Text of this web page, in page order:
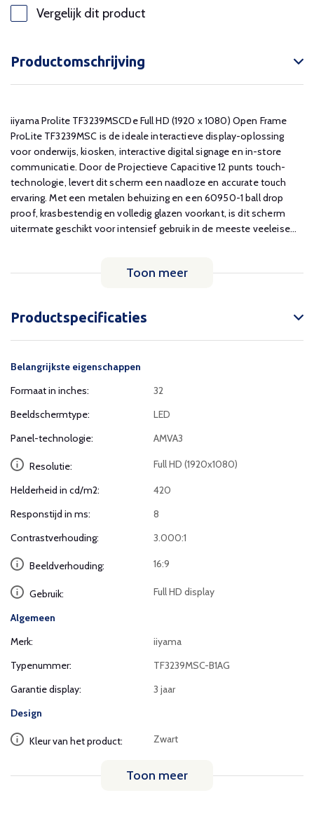
Vergelijk dit product
Productomschrijving
iiyama Prolite TF3239MSCDe Full HD (1920 x 1080) Open Frame
ProLite TF3239MSC is de ideale interactieve display-oplossing
voor onderwijs, kiosken, interactive digital signage en in-store
communicatie. Door de Projectieve Capacitive 12 punts touch-
technologie, levert dit scherm een naadloze en accurate touch
ervaring. Met een metalen behuizing en een 60950-1 ball drop
proof, krasbestendig en volledig glazen voorkant, is dit scherm
uitermate geschikt voor intensief gebruik in de meeste veeleise...
Toon meer
Productspecificaties
Belangrijkste eigenschappen
Formaat in inches:
32
Beeldschermtype:
LED
Panel-technologie:
AMVA3
Resolutie: Full HD (1920x1080)
Helderheid in cd/m2:
420
Responstijd in ms:
8
Contrastverhouding:
3.000:1
Beeldverhouding: 16:9
Gebruik: Full HD display
Algemeen
Merk:
iiyama
Typenummer:
TF3239MSC-B1AG
Garantie display:
3 jaar
Design
Kleur van het product: Zwart
Toon meer